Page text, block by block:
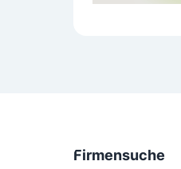
Firmensuche